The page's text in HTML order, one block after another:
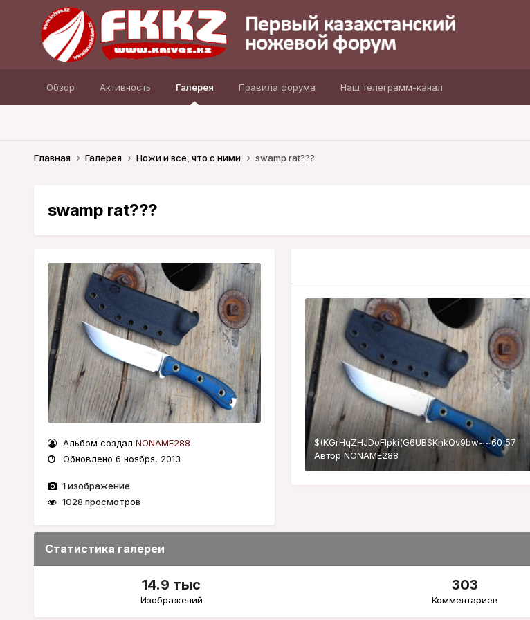
Обзор Активность Галерея Правила форума Наш телеграмм-канал
Главная Галерея Ножи и все, что с ними swamp rat???
swamp rat???
Альбом создал NONAME288
Обновлено 6 ноября, 2013
1 изображение
1028 просмотров
$(KGrHqZHJDoFIpki(G6UBSKnkQv9bw~~60 57
Автор NONAME288
Статистика галереи
14.9 тыс
Изображений
303
Комментариев